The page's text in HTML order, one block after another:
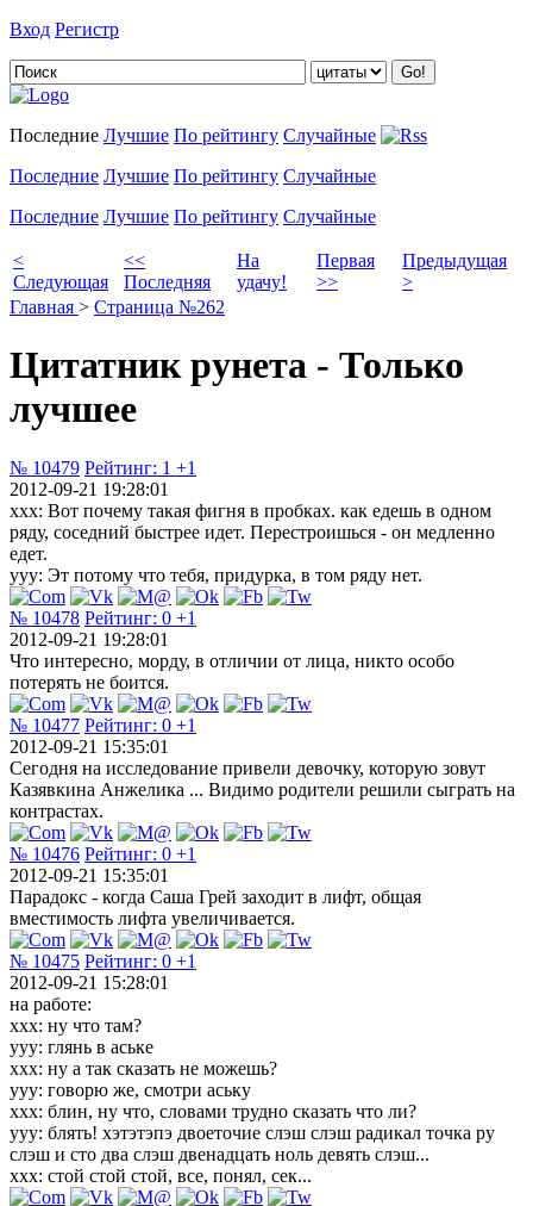
Вход Регистр
Последние Лучшие По рейтингу Случайные
Последние Лучшие По рейтингу Случайные
Последние Лучшие По рейтингу Случайные
<
Следующая
<<
Последняя
На
удачу!
Первая
>>
Предыдущая
>
Главная > Страница №262
Цитатник рунета - Только
лучшее
№ 10479 Рейтинг: 1 +1
2012-09-21 19:28:01
xxx: Вот почему такая фигня в пробках. как едешь в одном
ряду, соседний быстрее идет. Перестроишься - он медленно
едет.
yyy: Эт потому что тебя, придурка, в том ряду нет.
№ 10478 Рейтинг: 0 +1
2012-09-21 19:28:01
Что интересно, морду, в отличии от лица, никто особо
потерять не боится.
№ 10477 Рейтинг: 0 +1
2012-09-21 15:35:01
Сегодня на исследование привели девочку, которую зовут
Казявкина Анжелика ... Видимо родители решили сыграть на
контрастах.
№ 10476 Рейтинг: 0 +1
2012-09-21 15:35:01
Парадокс - когда Саша Грей заходит в лифт, общая
вместимость лифта увеличивается.
№ 10475 Рейтинг: 0 +1
2012-09-21 15:28:01
на работе:
ххх: ну что там?
ууу: глянь в аське
ххх: ну а так сказать не можешь?
ууу: говорю же, смотри аську
ххх: блин, ну что, словами трудно сказать что ли?
ууу: блять! хэтэтэпэ двоеточие слэш слэш радикал точка ру
слэш и сто два слэш двенадцать ноль девять слэш...
ххх: стой стой стой, все, понял, сек...